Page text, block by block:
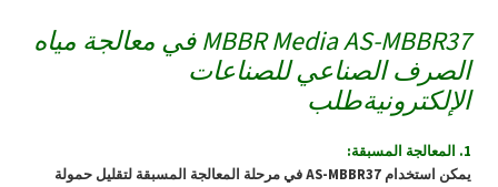
MBBR Media AS-MBBR37 في معالجة مياه
الصرف الصناعي للصناعات
الإلكترونيةطلب
1. المعالجة المسبقة:
يمكن استخدام AS-MBBR37 في مرحلة المعالجة المسبقة لتقليل حمولة